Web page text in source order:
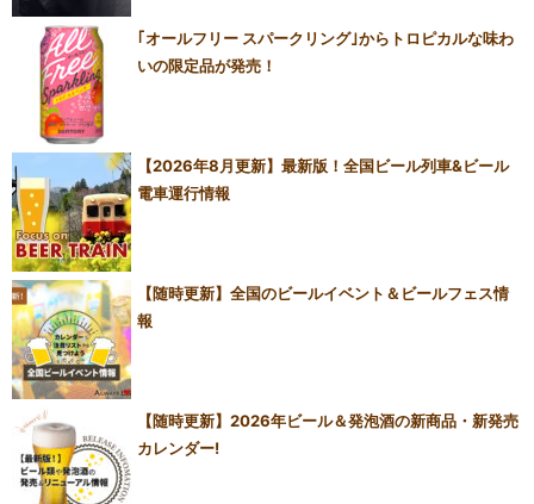
｢オールフリー スパークリング｣からトロピカルな味わ
いの限定品が発売！
【2026年8月更新】最新版！全国ビール列車&ビール
電車運行情報
【随時更新】全国のビールイベント＆ビールフェス情
報
【随時更新】2026年ビール＆発泡酒の新商品・新発売
カレンダー!